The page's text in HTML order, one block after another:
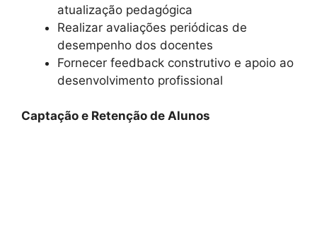
atualização pedagógica
Realizar avaliações periódicas de
desempenho dos docentes
Fornecer feedback construtivo e apoio ao
desenvolvimento profissional
Captação e Retenção de Alunos